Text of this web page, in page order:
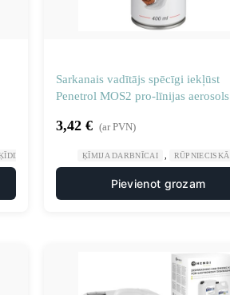
Sarkanais vadītājs spēcīgi iekļūst
Penetrol MOS2 pro-līnijas aerosols
3,42 € (ar PVN)
ĶĪMIJA DARBNĪCAI
Pievienot grozam